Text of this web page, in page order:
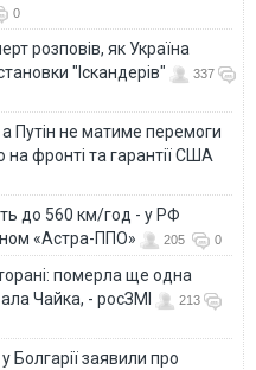
0
розповів, як Україна
"Іскандерів"
337
Путін не матиме перемоги
фронті та гарантії США
до 560 км/год - у РФ
«Астра-ППО»
205 0
померла ще одна
Чайка, - росЗМІ
213
Болгарії заявили про